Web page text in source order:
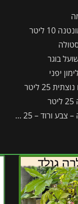
10 ליטר
בוגר
יפני
25 ליטר
צבע ורוד – 25 ליטר